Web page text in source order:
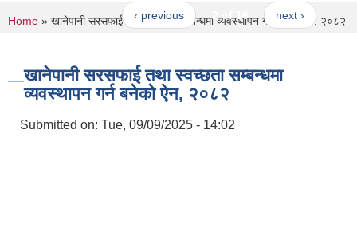
‹ previous 2 of 16 next ›
You are here
Home » खानेपानी सरसफाई तथा स्वच्छता सम्बन्धमा व्यवस्थापन गर्न बनेको ऐन, २०८२
खानेपानी सरसफाई तथा स्वच्छता सम्बन्धमा
व्यवस्थापन गर्न बनेको ऐन, २०८२
Submitted on: Tue, 09/09/2025 - 14:02